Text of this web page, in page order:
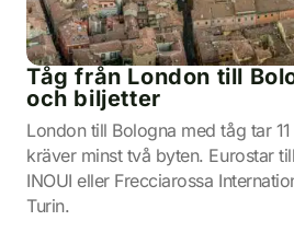
Tåg från London till
och biljetter
London till Bologna med tåg tar
kräver minst två byten. Eurostar
INOUI eller Frecciarossa
Turin.